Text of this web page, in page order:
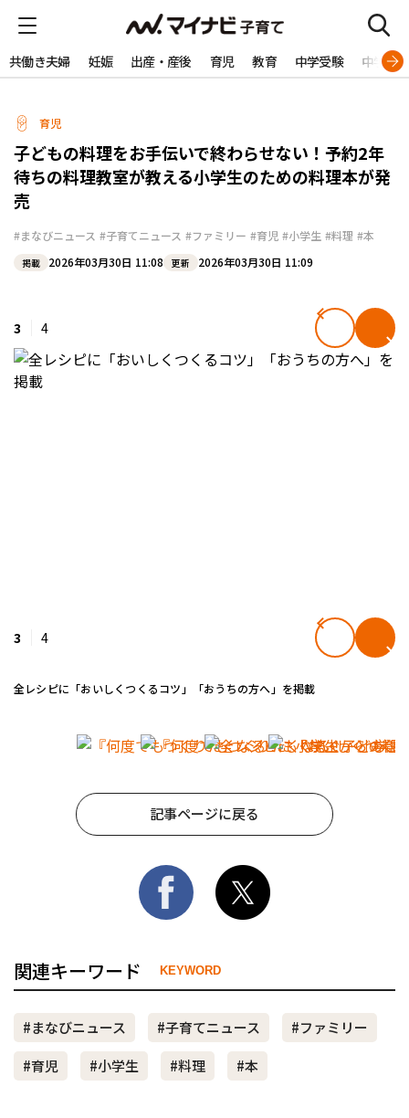
共働き夫婦 妊娠 出産・産後 育児 教育 中学受験 中学生
育児
子どもの料理をお手伝いで終わらせない！予約2年
待ちの料理教室が教える小学生のための料理本が発
売
#まなびニュース #子育てニュース #ファミリー #育児 #小学生 #料理 #本
掲載 2026年03月30日 11:08 更新 2026年03月30日 11:09
3 4
3 4
全レシピに「おいしくつくるコツ」「おうちの方へ」を掲載
記事ページに戻る
関連キーワード KEYWORD
#まなびニュース #子育てニュース
#ファミリー
#育児
#小学生 #料理 #本